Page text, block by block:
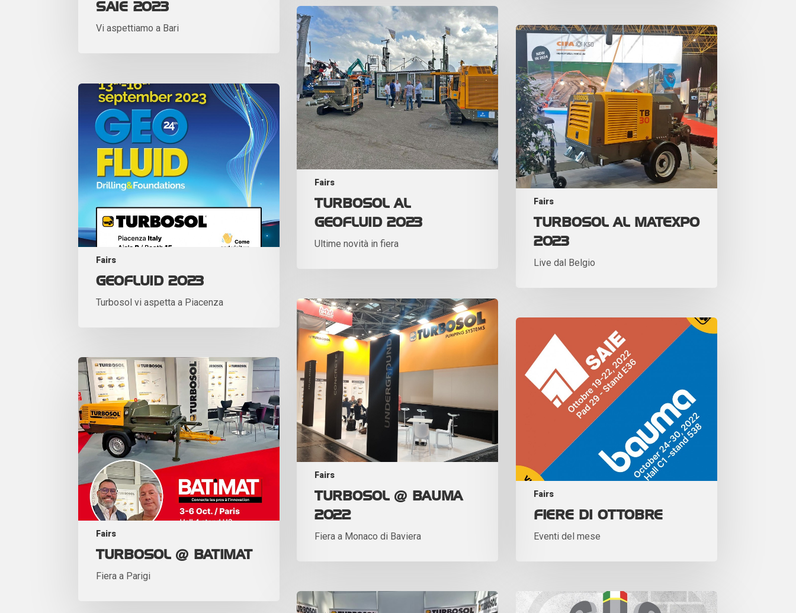
SAIE 2023
Vi aspettiamo a Bari
Fairs
TURBOSOL AL
GEOFLUID 2023
Ultime novità in fiera
Fairs
TURBOSOL AL MATEXPO
2023
Live dal Belgio
Fairs
GEOFLUID 2023
Turbosol vi aspetta a Piacenza
Fairs
TURBOSOL @ BAUMA
2022
Fiera a Monaco di Baviera
Fairs
FIERE DI OTTOBRE
Eventi del mese
Fairs
TURBOSOL @ BATIMAT
Fiera a Parigi